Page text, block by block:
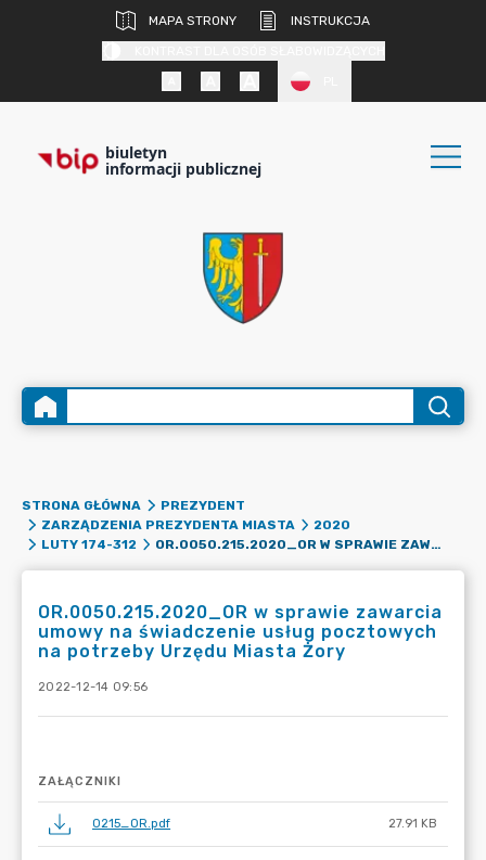
MAPA STRONY
INSTRUKCJA
biuletyn
informacji publicznej
STRONA GŁÓWNA
PREZYDENT
ZARZĄDZENIA PREZYDENTA MIASTA
2020
LUTY 174-312
OR.0050.215.2020_OR W SPRAWIE ZAWARCIA UMOWY NA ŚWIADCZENIE USŁUG POCZTOWYCH NA POTRZEBY URZĘDU MIASTA ŻORY
OR.0050.215.2020_OR w sprawie zawarcia
umowy na świadczenie usług pocztowych
na potrzeby Urzędu Miasta Żory
2022-12-14 09:56
ZAŁĄCZNIKI
0215_OR.pdf 27.91 KB